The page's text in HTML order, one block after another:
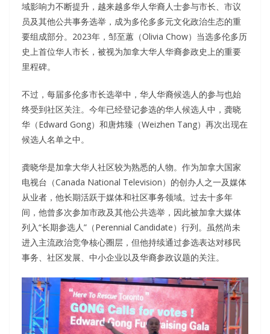
域影响力不断提升，越来越多华人华裔人士参与市长、市议
员及其他公共事务选举，成为多伦多多元文化政治生态的重
要组成部分。2023年，邹至蕙（Olivia Chow）当选多伦多历
史上首位华人市长，被视为加拿大华人华裔参政史上的重要
里程碑。
不过，每届多伦多市长选举中，华人华裔候选人的参与也始
终受到社区关注。今年已经登记参选的华人候选人中，龚晓
华（Edward Gong）和唐炜臻（Weizhen Tang）再次出现在
候选人名单之中。
龚晓华是加拿大华人社区较为熟悉的人物。作为加拿大国家
电视台（Canada National Television）的创办人之一及媒体
从业者，他长期活跃于媒体和社区事务领域。过去十多年
间，他曾多次参加市政及其他公共选举，因此被加拿大媒体
列入“长期参选人”（Perennial Candidate）行列。虽然尚未
进入主流政治竞争核心圈层，但他持续通过参选表达对移民
事务、社区发展、中小企业以及华裔参政议题的关注。